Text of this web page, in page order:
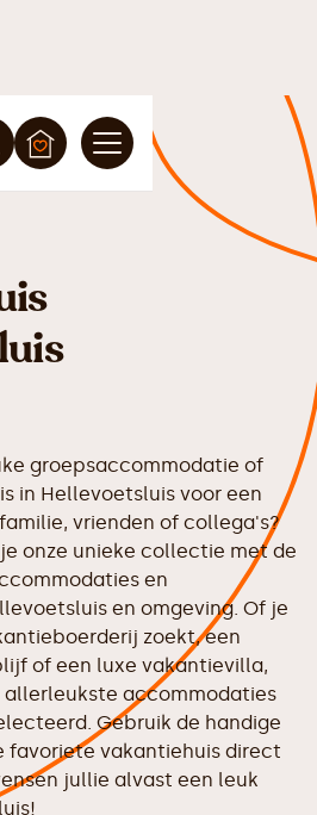
groepsaccommodatie of
in Hellevoetsluis voor een
vrienden of collega's?
onze unieke collectie met de
en
en omgeving. Of je
zoekt, een
of een luxe vakantievilla,
accommodaties
Gebruik de handige
favoriete vakantiehuis direct
jullie alvast een leuk